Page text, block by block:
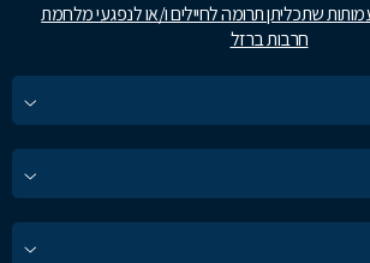
שתכליתן תרומה לחיילים ו/או לנפגעי מלחמת
חרבות ברזל